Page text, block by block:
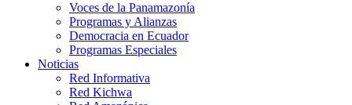
Voces de la Panamazonía
Programas y Alianzas
Democracia en Ecuador
Programas Especiales
Noticias
Red Informativa
Red Kichwa